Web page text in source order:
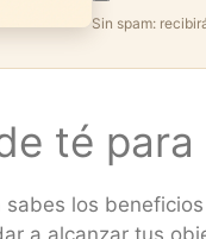
Sin spam:
té
sabes los
a alcanzar tus